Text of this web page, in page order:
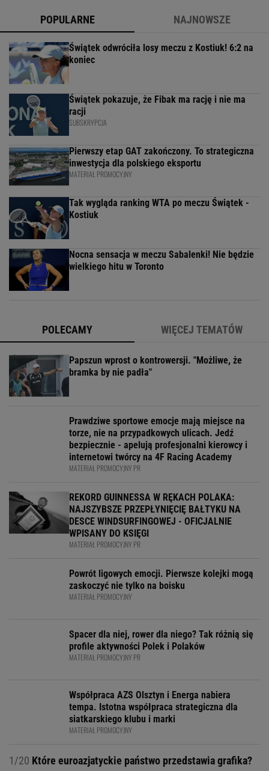
POPULARNE NAJNOWSZE
Świątek odwróciła losy meczu z Kostiuk! 6:2 na
koniec
Świątek pokazuje, że Fibak ma rację i nie ma
racji
SUBSKRYPCJA
Pierwszy etap GAT zakończony. To strategiczna
inwestycja dla polskiego eksportu
MATERIAŁ PROMOCYJNY
Tak wygląda ranking WTA po meczu Świątek -
Kostiuk
Nocna sensacja w meczu Sabalenki! Nie będzie
wielkiego hitu w Toronto
POLECAMY WIĘCEJ TEMATÓW
Papszun wprost o kontrowersji. "Możliwe, że
bramka by nie padła"
Prawdziwe sportowe emocje mają miejsce na
torze, nie na przypadkowych ulicach. Jedź
bezpiecznie - apelują profesjonalni kierowcy i
internetowi twórcy na 4F Racing Academy
MATERIAŁ PROMOCYJNY PR
REKORD GUINNESSA W RĘKACH POLAKA:
NAJSZYBSZE PRZEPŁYNIĘCIĘ BAŁTYKU NA
DESCE WINDSURFINGOWEJ - OFICJALNIE
WPISANY DO KSIĘGI
MATERIAŁ PROMOCYJNY PR
Powrót ligowych emocji. Pierwsze kolejki mogą
zaskoczyć nie tylko na boisku
MATERIAŁ PROMOCYJNY
Spacer dla niej, rower dla niego? Tak różnią się
profile aktywności Polek i Polaków
MATERIAŁ PROMOCYJNY PR
Współpraca AZS Olsztyn i Energa nabiera
tempa. Istotna współpraca strategiczna dla
siatkarskiego klubu i marki
MATERIAŁ PROMOCYJNY
1/20 Które euroazjatyckie państwo przedstawia grafika?